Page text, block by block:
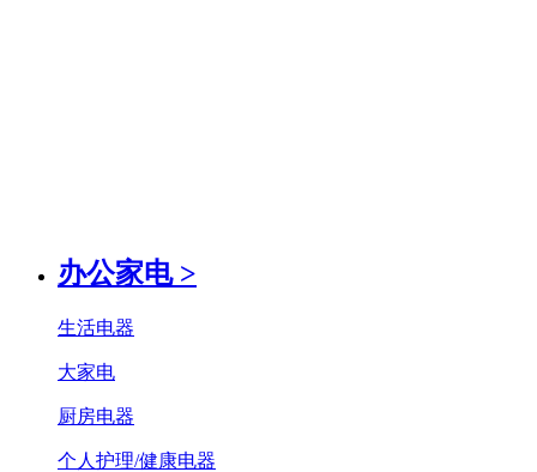
办公家电 >
生活电器
大家电
厨房电器
个人护理/健康电器